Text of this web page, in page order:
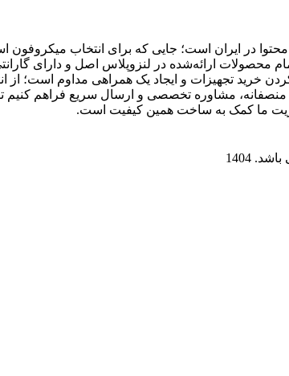
در ایران است؛ جایی که برای انتخاب میکروفون
محصولات ارائه‌شده در لنزوپلاس اصل و دارای
خرید تجهیزات و ایجاد یک همراهی مداوم است؛ از
مشاوره تخصصی و ارسال سریع فراهم کنیم
ما کمک به ساخت همین کیفیت است.
باشد. 1404